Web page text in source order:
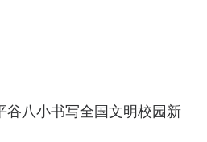
谷八小书写全国文明校园新